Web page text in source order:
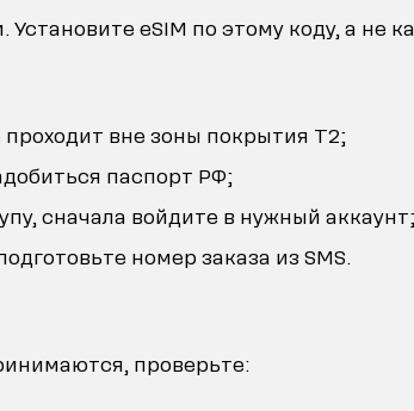
eSIM по этому коду, а не
вне зоны покрытия T2;
паспорт РФ;
сначала войдите в нужный аккаунт;
номер заказа из SMS.
проверьте: